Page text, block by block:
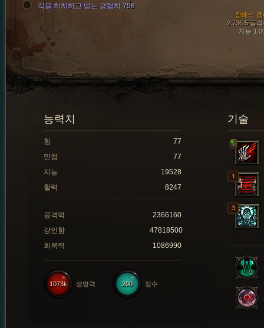
장례식 괭
2,736.5 공격
지능
적을 처치하고 얻는 경험치 758
기술
능력치
힘
77
민첩
77
지능
19528
활력
8247
공격력
2366160
강인함
47818500
회복력
1086990
200 정수
1073k 생명력